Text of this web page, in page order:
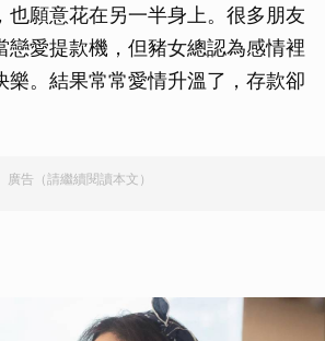
也願意花在另一半身上。很多朋友
戀愛提款機，但豬女總認為感情裡
樂。結果常常愛情升溫了，存款卻
廣告（請繼續閱讀本文）